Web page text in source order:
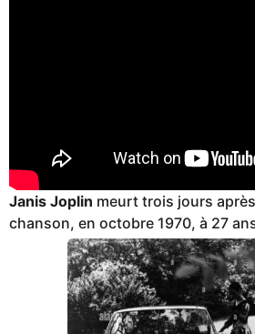
Janis Joplin meurt trois jours
chanson, en octobre 1970, à 27